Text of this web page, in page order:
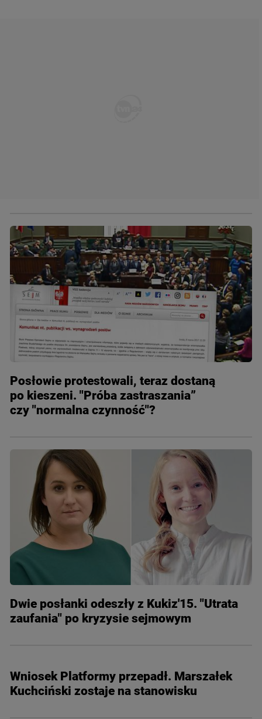
Posłowie protestowali, teraz dostaną
po kieszeni. "Próba zastraszania”
czy "normalna czynność"?
Dwie posłanki odeszły z Kukiz'15. "Utrata
zaufania" po kryzysie sejmowym
Wniosek Platformy przepadł. Marszałek
Kuchciński zostaje na stanowisku